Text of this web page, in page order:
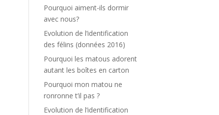
Pourquoi aiment-ils dormir
avec nous?
Evolution de l’identification
des félins (données 2016)
Pourquoi les matous adorent
autant les boîtes en carton
Pourquoi mon matou ne
ronronne t’il pas ?
Evolution de l’identification